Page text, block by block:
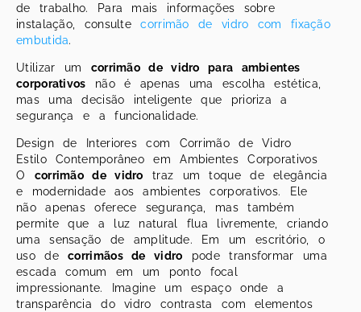
de trabalho. Para mais informações sobre
instalação, consultecorrimão de vidro com fixação
embutida.
Utilizar um corrimão de vidro para ambientes
corporativos não é apenas uma escolha estética,
mas uma decisão inteligente que prioriza a
segurança e a funcionalidade.
Design de Interiores com Corrimão de Vidro
Estilo Contemporâneo em Ambientes Corporativos
O corrimão de vidro traz um toque de elegância
e modernidade aos ambientes corporativos. Ele
não apenas oferece segurança, mas também
permite que a luz natural flua livremente, criando
uma sensação de amplitude. Em um escritório, o
uso decorrimãos de vidro pode transformar uma
escada comum em um ponto focal
impressionante. Imagine um espaço onde a
transparência do vidro contrasta com elementos